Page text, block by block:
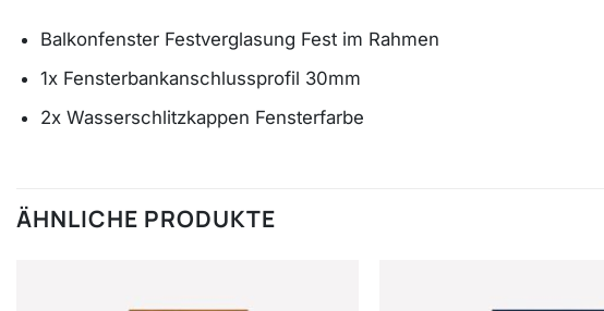
Balkonfenster Festverglasung Fest im Rahmen
1x Fensterbankanschlussprofil 30mm
2x Wasserschlitzkappen Fensterfarbe
ÄHNLICHE PRODUKTE